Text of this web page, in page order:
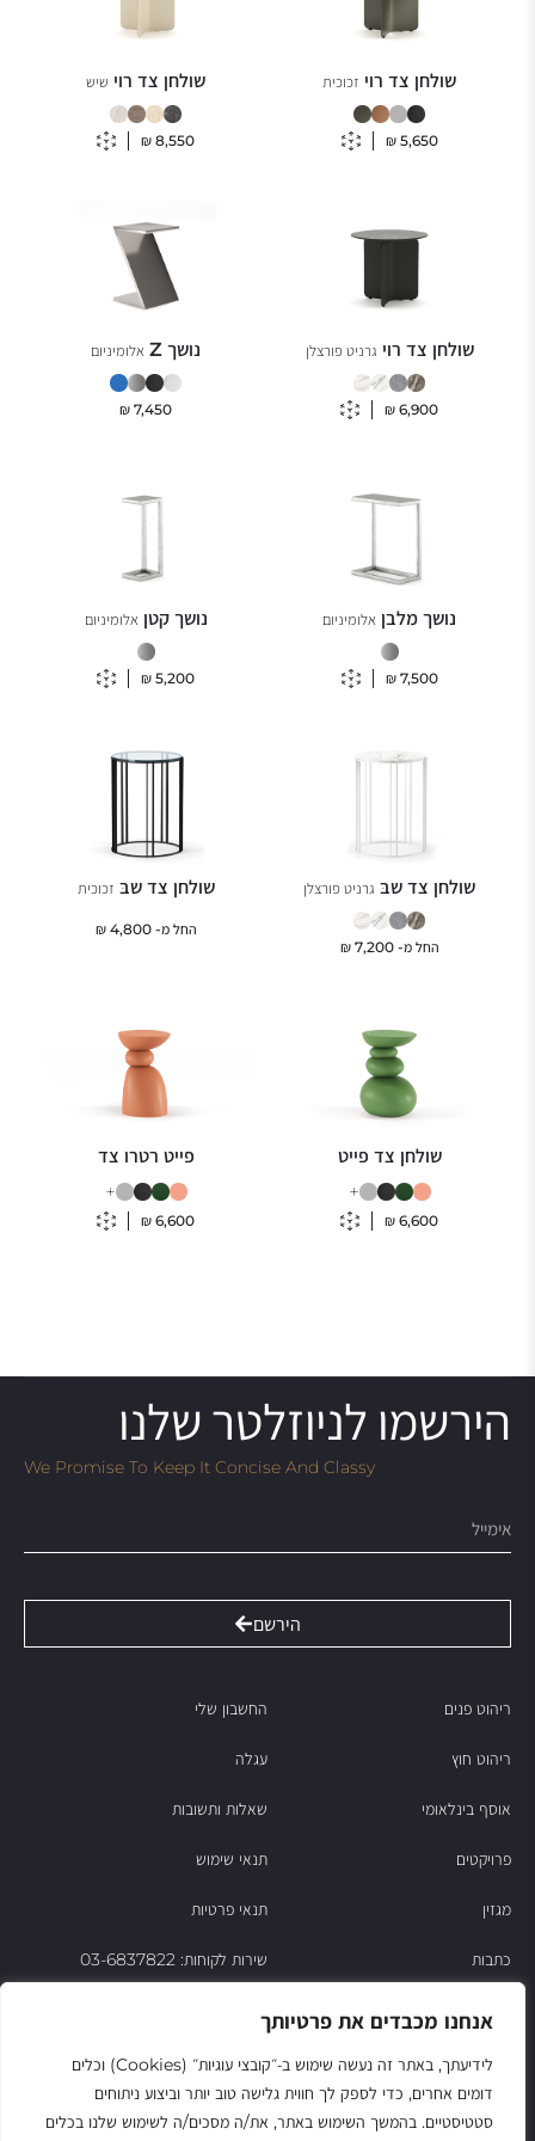
אנחנו מכבדים את פרטיותך
לידיעתך, באתר זה נעשה שימוש ב‑״קובצי עוגיות״ (Cookies) וכלים
דומים אחרים, כדי לספק לך חווית גלישה טוב יותר וביצוע ניתוחים
סטטיסטיים. בהמשך השימוש באתר, את/ה מסכים/ה לשימוש שלנו בכלים
שולחן צד רוי זכוכית
5,650
₪
שולחן צד רוי שיש
8,550
₪
שולחן צד רוי גרניט פורצלן
6,900
₪
נושך Z אלומיניום
7,450
₪
נושך מלבן אלומיניום
7,500
₪
נושך קטןאלומיניום
5,200
₪
שולחן צד שבּ גרניט פורצלן
החל מ-7,200
₪
שולחן צד שבּ זכוכית
החל מ-4,800
₪
שולחן צד פייט
6,600
₪
+
פייט רטרו צד
6,600
₪
+
הירשמו לניוזלטר שלנו
We Promise To Keep It Concise And Classy
הירשם
ריהוט פנים
ריהוט חוץ
אוסף בינלאומי
פרויקטים
מגזין
כתבות
צור קשר
החשבון שלי
עגלה
שאלות ותשובות
תנאי שימוש
תנאי פרטיות
שירות לקוחות: 03-6837822